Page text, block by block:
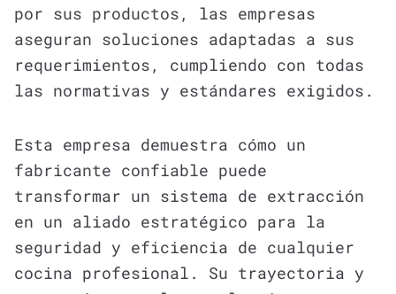
por sus productos, las empresas
aseguran soluciones adaptadas a sus
requerimientos, cumpliendo con todas
las normativas y estándares exigidos.
Esta empresa demuestra cómo un
fabricante confiable puede
transformar un sistema de extracción
en un aliado estratégico para la
seguridad y eficiencia de cualquier
cocina profesional. Su trayectoria y